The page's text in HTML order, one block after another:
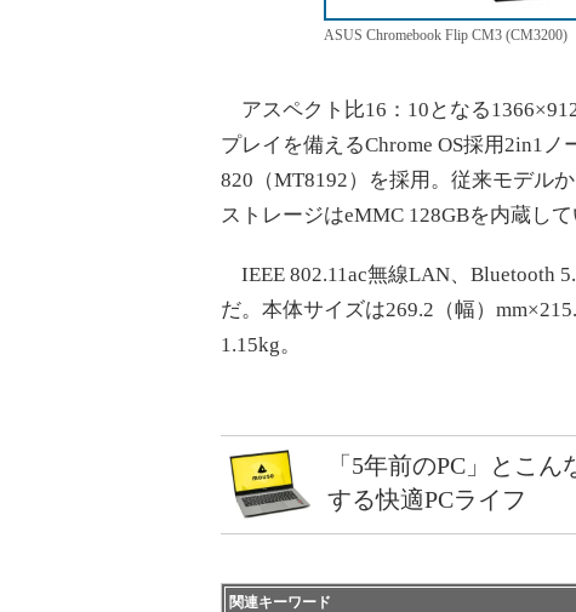
ASUS Chromebook Flip CM3 (CM3200)
アスペクト比16：10となる
プレイを備えるChrome OS採用2in1
820（MT8192）を採用。従来モデル
ストレージはeMMC 128GBを内蔵して
IEEE 802.11ac無線LAN、Bluetooth
だ。本体サイズは269.2（幅）
1.15kg。
「5年前のPC」とこ
する快適PCライフ
関連キーワード